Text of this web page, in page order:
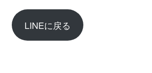
LINEに戻る